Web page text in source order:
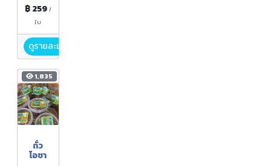
฿ 259 /
ใบ
ดูรายละเอียด
1,835
ถั่ว
โอชา